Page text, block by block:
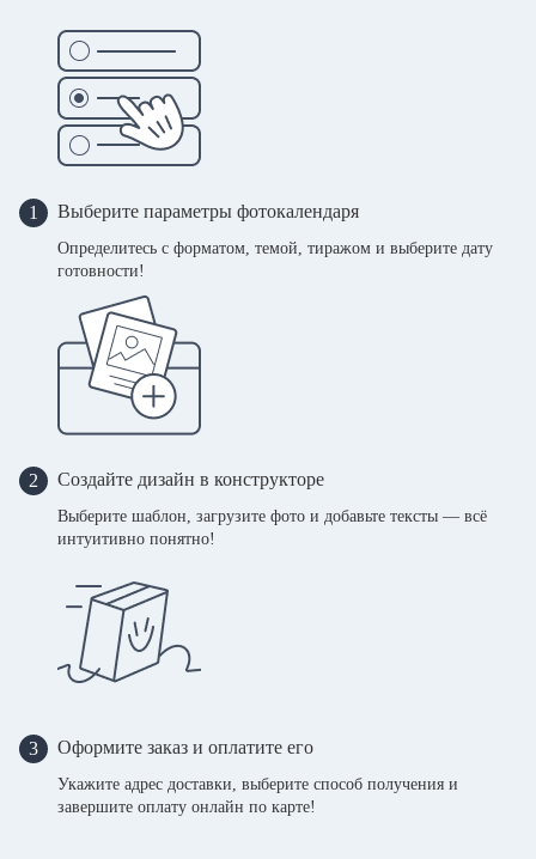
1 Выберите параметры фотокалендаря
Определитесь с форматом, темой, тиражом и выберите дату
готовности!
2 Создайте дизайн в конструкторе
Выберите шаблон, загрузите фото и добавьте тексты — всё
интуитивно понятно!
3 Оформите заказ и оплатите его
Укажите адрес доставки, выберите способ получения и
завершите оплату онлайн по карте!